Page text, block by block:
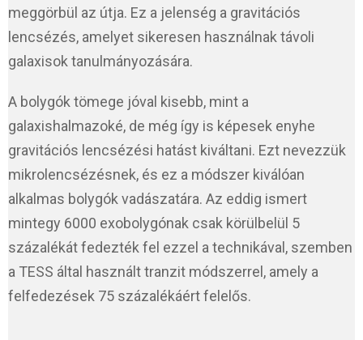
meggörbül az útja. Ez a jelenség a gravitációs
lencsézés, amelyet sikeresen használnak távoli
galaxisok tanulmányozására.
A bolygók tömege jóval kisebb, mint a
galaxishalmazoké, de még így is képesek enyhe
gravitációs lencsézési hatást kiváltani. Ezt nevezzük
mikrolencsézésnek, és ez a módszer kiválóan
alkalmas bolygók vadászatára. Az eddig ismert
mintegy 6000 exobolygónak csak körülbelül 5
százalékát fedezték fel ezzel a technikával, szemben
a TESS által használt tranzit módszerrel, amely a
felfedezések 75 százalékáért felelős.